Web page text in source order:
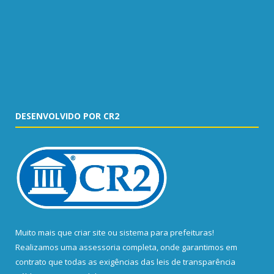
DESENVOLVIDO POR CR2
Muito mais que criar site ou sistema para prefeituras!
Realizamos uma assessoria completa, onde garantimos em
contrato que todas as exigências das leis de transparência